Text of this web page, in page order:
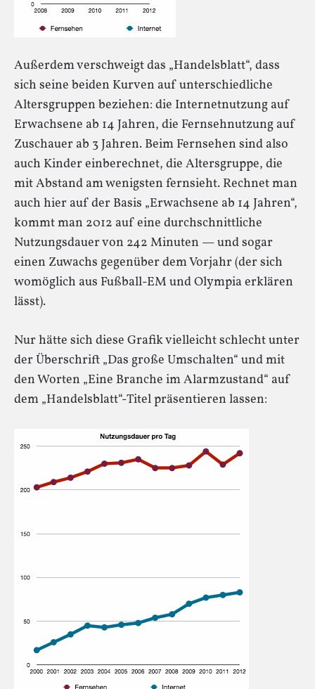
Außerdem verschweigt das „Handelsblatt“, dass
sich seine beiden Kurven auf unterschiedliche
Altersgruppen beziehen: die Internetnutzung auf
Erwachsene ab 14 Jahren, die Fernsehnutzung auf
Zuschauer ab 3 Jahren. Beim Fernsehen sind also
auch Kinder einberechnet, die Altersgruppe, die
mit Abstand am wenigsten fernsieht. Rechnet man
auch hier auf der Basis „Erwachsene ab 14 Jahren“,
kommt man 2012 auf eine durchschnittliche
Nutzungsdauer von 242 Minuten — und sogar
einen Zuwachs gegenüber dem Vorjahr (der sich
womöglich aus Fußball-EM und Olympia erklären
lässt).
Nur hätte sich diese Grafik vielleicht schlecht unter
der Überschrift „Das große Umschalten“ und mit
den Worten „Eine Branche im Alarmzustand“ auf
dem „Handelsblatt“-Titel präsentieren lassen: